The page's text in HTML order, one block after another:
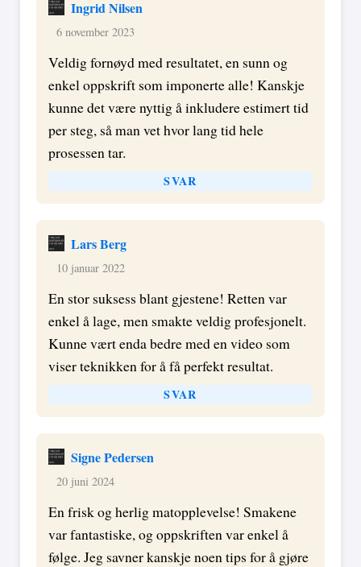
Ingrid Nilsen
6 november 2023
Veldig fornøyd med resultatet, en sunn og
enkel oppskrift som imponerte alle! Kanskje
kunne det være nyttig å inkludere estimert tid
per steg, så man vet hvor lang tid hele
prosessen tar.
SVAR
Lars Berg
10 januar 2022
En stor suksess blant gjestene! Retten var
enkel å lage, men smakte veldig profesjonelt.
Kunne vært enda bedre med en video som
viser teknikken for å få perfekt resultat.
SVAR
Signe Pedersen
20 juni 2024
En frisk og herlig matopplevelse! Smakene
var fantastiske, og oppskriften var enkel å
følge. Jeg savner kanskje noen tips for å gjøre